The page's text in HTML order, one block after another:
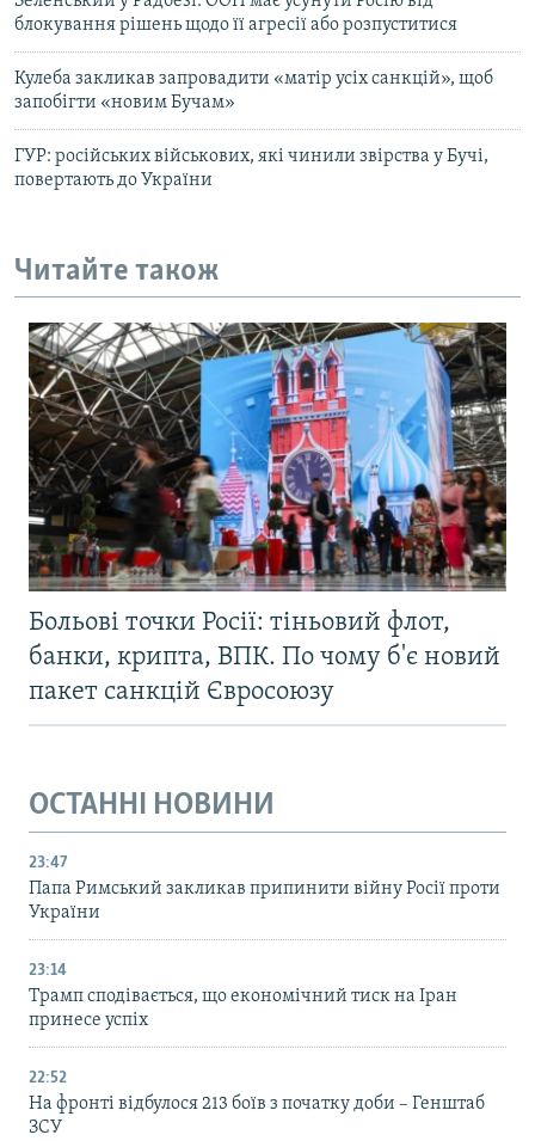
блокування рішень щодо її агресії або розпуститися
Кулеба закликав запровадити «матір усіх санкцій», щоб
запобігти «новим Бучам»
ГУР: російських військових, які чинили звірства у Бучі,
повертають до України
Читайте також
Больові точки Росії: тіньовий флот,
банки, крипта, ВПК. По чому б'є новий
пакет санкцій Євросоюзу
ОСТАННІ НОВИНИ
23:47
Папа Римський закликав припинити війну Росії проти
України
23:14
Трамп сподівається, що економічний тиск на Іран
принесе успіх
22:52
На фронті відбулося 213 боїв з початку доби – Генштаб
ЗСУ